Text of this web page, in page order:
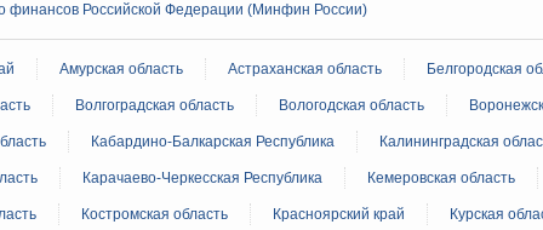
финансов Российской Федерации (Минфин России)
Амурская область Астраханская область Белгородская
Волгоградская область Вологодская область
Кабардино-Балкарская Республика Калининградская
Карачаево-Черкесская Республика Кемеровская область
Костромская область Красноярский край Курская
поздравили российскую сборную с
по искусственному интеллекту
область
Межбюджетные отношения